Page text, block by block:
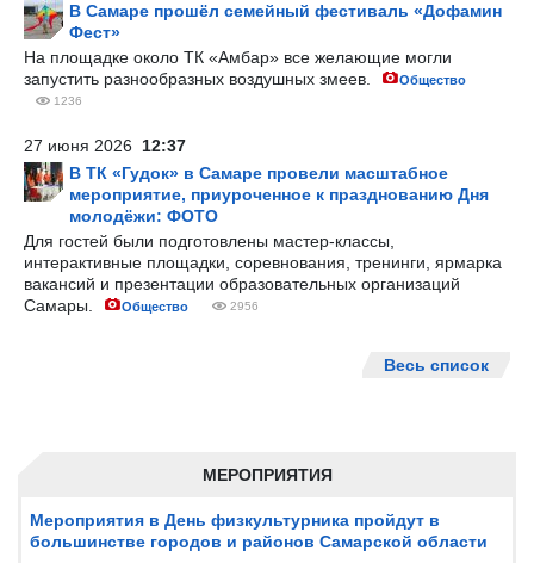
МЕРОПРИЯТИЯ
Мероприятия в День физкультурника пройдут в
большинстве городов и районов Самарской области
В Самаре прошёл семейный фестиваль «Дофамин
Фест»
На площадке около ТК «Амбар» все желающие могли
запустить разнообразных воздушных змеев.
Общество
1236
27 июня 2026 12:37
В ТК «Гудок» в Самаре провели масштабное
мероприятие, приуроченное к празднованию Дня
молодёжи: ФОТО
Для гостей были подготовлены мастер-классы,
интерактивные площадки, соревнования, тренинги, ярмарка
вакансий и презентации образовательных организаций
Самары.
Общество 2956
Весь список